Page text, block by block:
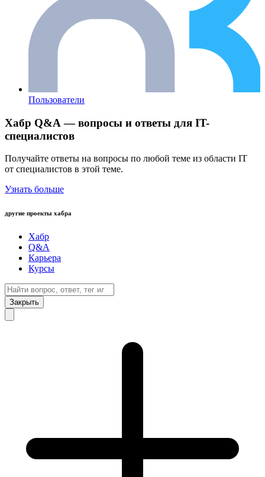
Пользователи
Хабр Q&A — вопросы и ответы для IT-
специалистов
Получайте ответы на вопросы по любой теме из области IT
от специалистов в этой теме.
Узнать больше
другие проекты хабра
Хабр
Q&A
Карьера
Курсы
Закрыть